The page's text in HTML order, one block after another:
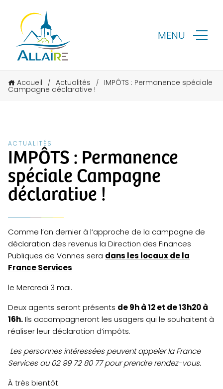
MENU
Accueil / Actualités / IMPÔTS : Permanence spéciale
Campagne déclarative !
ACTUALITÉS
IMPÔTS : Permanence
spéciale Campagne
déclarative !
Comme l’an dernier à l’approche de la campagne de
déclaration des revenus la Direction des Finances
Publiques de Vannes sera dans les locaux de la
France Services
le Mercredi 3 mai.
Deux agents seront présents de 9h à 12 et de 13h20 à
16h.Ils accompagneront les usagers qui le souhaitent à
réaliser leur déclaration d’impôts.
Les personnes intéressées peuvent appeler la France
Services au 02 99 72 80 77 pour prendre rendez-vous.
À très bientôt.